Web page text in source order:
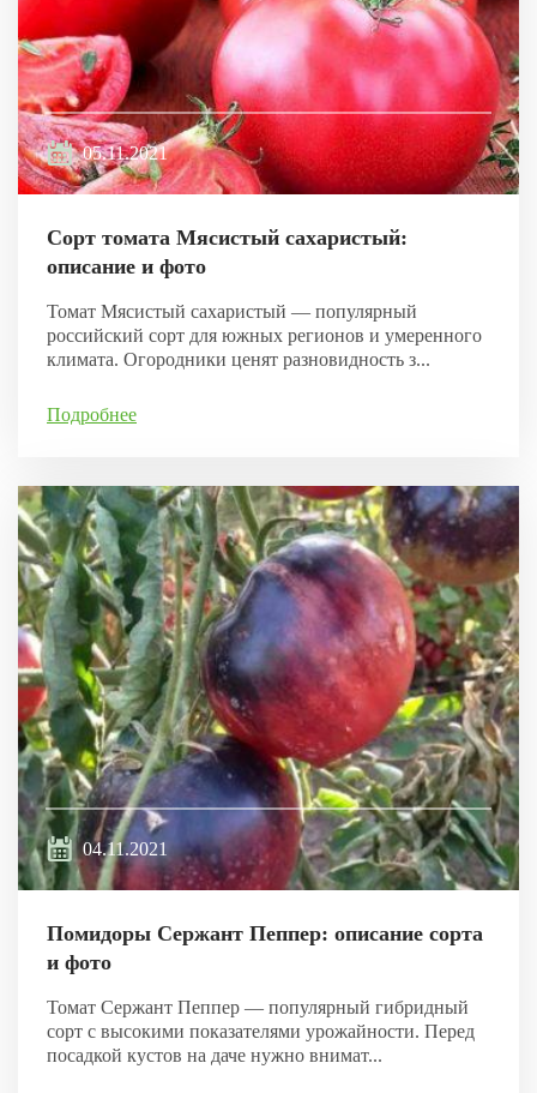
05.11.2021
Сорт томата Мясистый сахаристый:
описание и фото
Томат Мясистый сахаристый — популярный
российский сорт для южных регионов и умеренного
климата. Огородники ценят разновидность з...
Подробнее
04.11.2021
Помидоры Сержант Пеппер: описание сорта
и фото
Томат Сержант Пеппер — популярный гибридный
сорт с высокими показателями урожайности. Перед
посадкой кустов на даче нужно внимат...